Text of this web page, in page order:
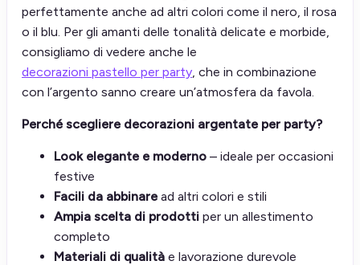
perfettamente anche ad altri colori come il nero, il rosa
o il blu. Per gli amanti delle tonalità delicate e morbide,
consigliamo di vedere anche le
decorazioni pastello per party, che in combinazione
con l’argento sanno creare un’atmosfera da favola.
Perché scegliere decorazioni argentate per party?
Look elegante e moderno – ideale per occasioni
festive
Facili da abbinare ad altri colori e stili
Ampia scelta di prodotti per un allestimento
completo
Materiali di qualità e lavorazione durevole